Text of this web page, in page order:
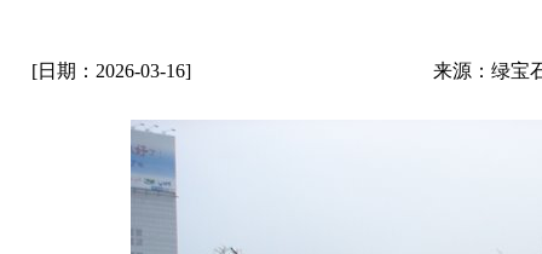
[日期：2026-03-16] 来源：绿宝